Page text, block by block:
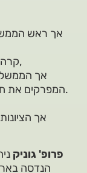
אך ראש
קרה לנו נס בקנה מידה עולמי של קיבוץ גלויות,
אך הממשל
המפרקים את חוסנה של החברה ואת עתידה של המדינה.
אך
פרופ' גוניק
הנדסה